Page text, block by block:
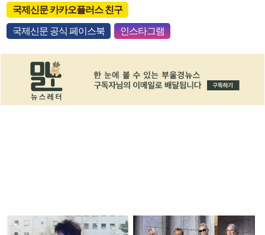
국제신문 카카오플러스 친구
국제신문 공식 페이스북 인스타그램